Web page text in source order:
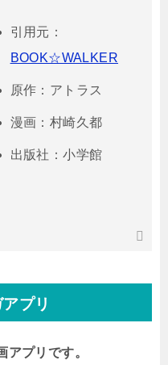
引用元：
BOOK☆WALKER
原作：アトラス
漫画：村崎久都
出版社：小学館
プリ
アプリです。